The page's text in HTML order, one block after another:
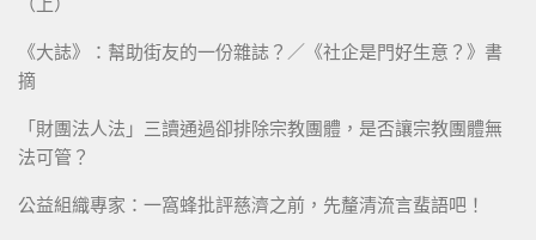
《大誌》：幫助街友的一份雜誌？／《社企是門好生意？》書
摘
「財團法人法」三讀通過卻排除宗教團體，是否讓宗教團體無
法可管？
公益組織專家：一窩蜂批評慈濟之前，先釐清流言蜚語吧！